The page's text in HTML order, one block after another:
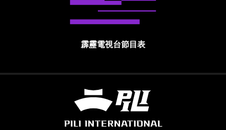
霹靂電視台節目表
霹靂國際多媒體股份有限公司 PILI